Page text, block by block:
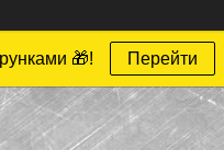
🎁! Перейти